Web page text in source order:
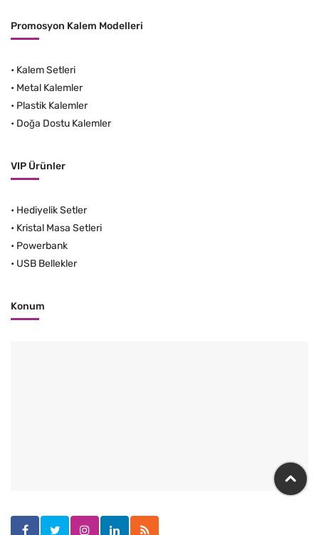
Promosyon Kalem Modelleri
• Kalem Setleri
• Metal Kalemler
• Plastik Kalemler
• Doğa Dostu Kalemler
VIP Ürünler
• Hediyelik Setler
• Kristal Masa Setleri
• Powerbank
• USB Bellekler
Konum